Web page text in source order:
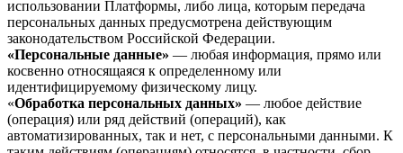
использовании Платформы, либо лица, которым передача
персональных данных предусмотрена действующим
законодательством Российской Федерации.
«Персональные данные» — любая информация, прямо или
косвенно относящаяся к определенному или
идентифицируемому физическому лицу.
«Обработка персональных данных» — любое действие
(операция) или ряд действий (операций), как
автоматизированных, так и нет, с персональными данными. К